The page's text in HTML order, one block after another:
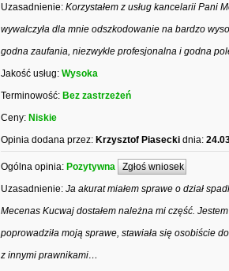
Uzasadnienie: Korzystałem z usług kancelarii Pani
wywalczyła dla mnie odszkodowanie na bardzo
godna zaufania, niezwykle profesjonalna i godna
Jakość usług: Wysoka
Terminowość: Bez zastrzeżeń
Ceny: Niskie
Opinia dodana przez: Krzysztof Piasecki dnia:
Ogólna opinia: Pozytywna Zgłoś wniosek
Uzasadnienie: Ja akurat miałem sprawe o dział
Mecenas Kucwaj dostałem należna mi część.
poprowadziła moją sprawe, stawiała się osobiście
z innymi prawnikami…